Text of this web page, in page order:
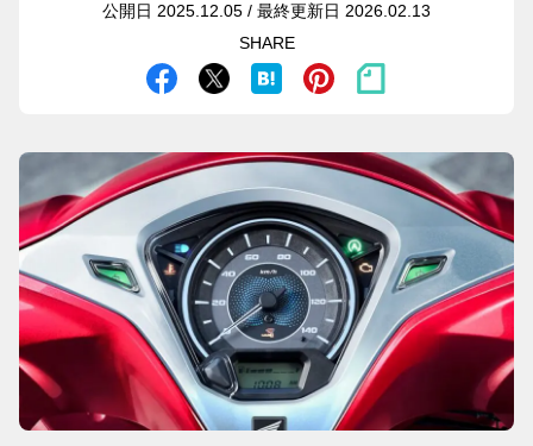
公開日 2025.12.05 / 最終更新日 2026.02.13
SHARE